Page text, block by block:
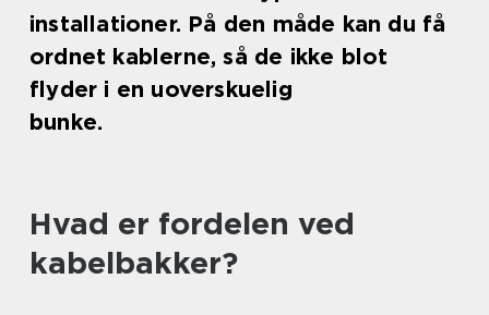
installationer. På den måde kan du få
ordnet kablerne, så de ikke blot
flyder i en uoverskuelig
bunke.
Hvad er fordelen ved
kabelbakker?